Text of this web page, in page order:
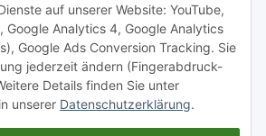
auf unserer Website: YouTube,
Google Analytics 4, Google Analytics
Google Ads Conversion Tracking. Sie
jederzeit ändern (Fingerabdruck-
Details finden Sie unter
unserer Datenschutzerklärung.